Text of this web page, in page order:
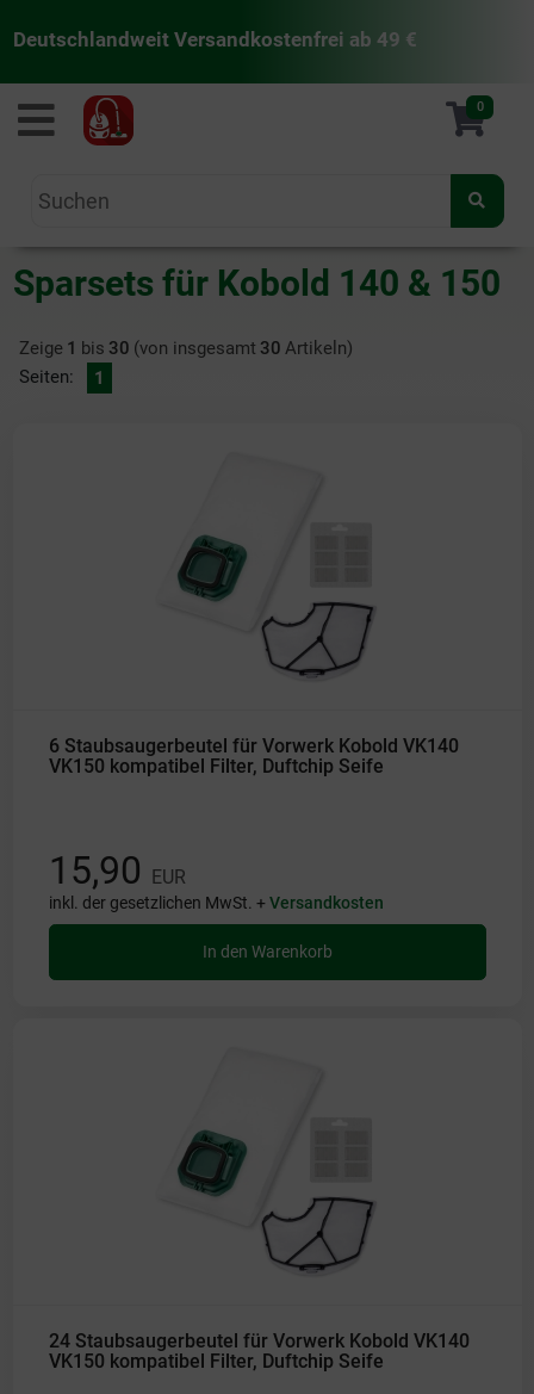
Deutschlandweit Versandkostenfrei ab 49 €
staubsaugermanufaktur 0
Sparsets für Kobold 140 & 150
Zeige 1 bis 30 (von insgesamt 30 Artikeln)
Seiten:
1
6 Staubsaugerbeutel für Vorwerk Kobold VK140
VK150 kompatibel Filter, Duftchip Seife
15,90 EUR
inkl. der gesetzlichen MwSt. +Versandkosten
In den Warenkorb
24 Staubsaugerbeutel für Vorwerk Kobold VK140
VK150 kompatibel Filter, Duftchip Seife